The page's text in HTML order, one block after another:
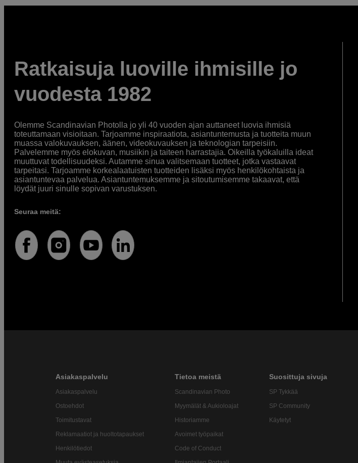
Ratkaisuja luoville ihmisille jo
vuodesta 1982
Olemme Scandinavian Photolla jo yli 40 vuoden ajan auttaneet luovia ihmisiä
toteuttamaan visioitaan. Tarjoamme inspiraatiota, asiantuntemusta ja tuotteita muun
muassa valokuvauksen, äänen, videokuvauksen ja teknologian tarpeisiin.
Palvelemme myös elokuvan, musiikin ja taiteen harrastajia. Oikeilla työkaluilla ideat
muuttuvat todellisuudeksi. Autamme sinua valitsemaan tuotteet, jotka vastaavat
tarpeitasi. Tarjoamme korkealaatuisten tuotteiden lisäksi myös henkilökohtaista ja
asiantuntevaa palvelua. Asiantuntemuksemme ja sitoutumisemme takaavat, että
löydät juuri sinulle sopivan varustuksen.
Seuraa meitä:
Asiakaspalvelu
Asiakaspalvelu
Ostoehdot
Toimitustavat
Reklamaatiot ja huoltotapaukset
Henkilötiedot
Tietoa meistä
Scandinavian Photo
Myymälät & Aukioloajat
Historiamme
Avoimet työpaikat
Code of Conduct
Suosittuja sivuja
SP Tykkää
SP Community
Käytetyt